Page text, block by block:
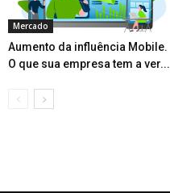
Mercado
Aumento da influência Mobile.
O que sua empresa tem a ver...